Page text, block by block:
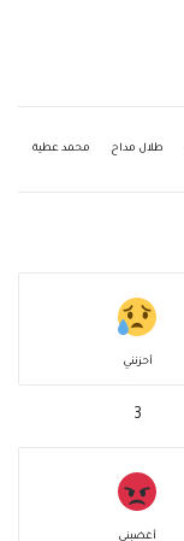
طلال مداح محمد عطية
أحزنني
3
أغضبني